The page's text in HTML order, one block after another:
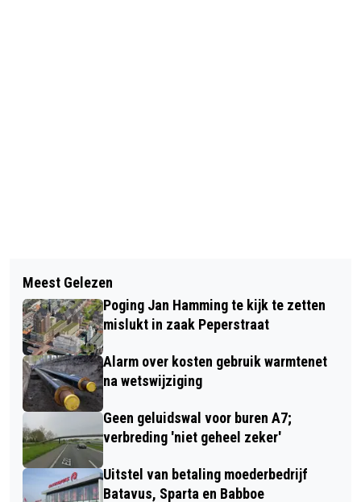
PROVINCIE GEEFT GROEN LICHT VOOR
FLEXWONINGEN OEKRAÏNERS IN HET
TWISKE
BRAND IN BEDRIJFSGEBOUW
ROSBAYERWEG WORMERVEER SNEL
ONDER CONTROLE
Meest Gelezen
Poging Jan Hamming te kijk te zetten
mislukt in zaak Peperstraat
Alarm over kosten gebruik warmtenet
na wetswijziging
Geen geluidswal voor buren A7;
verbreding 'niet geheel zeker'
Uitstel van betaling moederbedrijf
Batavus, Sparta en Babboe